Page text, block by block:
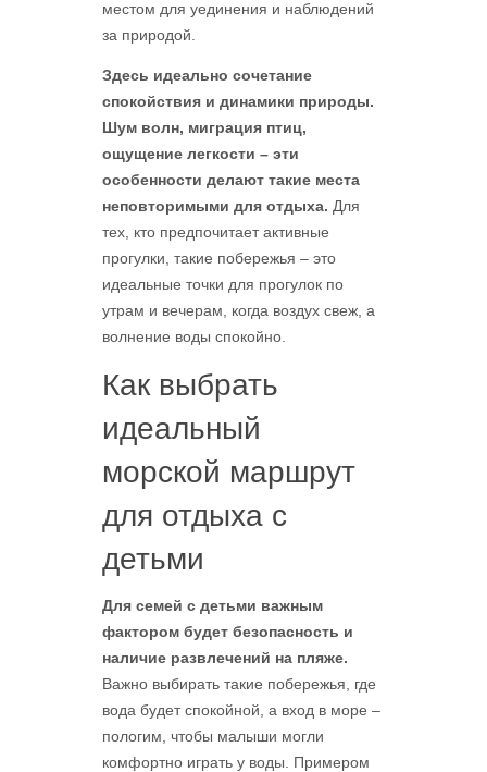
местом для уединения и наблюдений
за природой.
Здесь идеально сочетание
спокойствия и динамики природы.
Шум волн, миграция птиц,
ощущение легкости – эти
особенности делают такие места
неповторимыми для отдыха. Для
тех, кто предпочитает активные
прогулки, такие побережья – это
идеальные точки для прогулок по
утрам и вечерам, когда воздух свеж, а
волнение воды спокойно.
Как выбрать
идеальный
морской маршрут
для отдыха с
детьми
Для семей с детьми важным
фактором будет безопасность и
наличие развлечений на пляже.
Важно выбирать такие побережья, где
вода будет спокойной, а вход в море –
пологим, чтобы малыши могли
комфортно играть у воды. Примером